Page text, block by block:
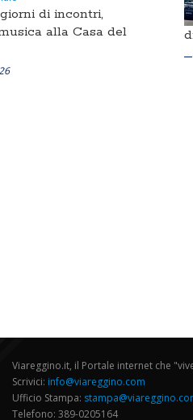
di incontri,
alla Casa del
Viareggino.it, il Portale internet che
Scrivici: info@viareggino.com
Ufficio Stampa:
Telefono: 389-0205164